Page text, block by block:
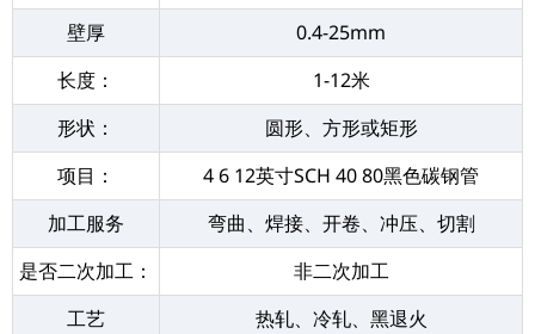
壁厚
0.4-25mm
长度：
1-12米
形状：
圆形、方形或矩形
项目：
4 6 12英寸SCH 40 80黑色碳钢管
加工服务
弯曲、焊接、开卷、冲压、切割
是否二次加工：
非二次加工
工艺
热轧、冷轧、黑退火